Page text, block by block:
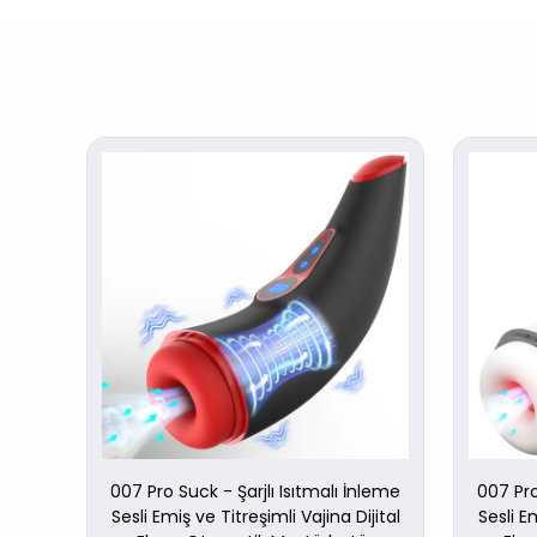
007 Pro Suck - Şarjlı Isıtmalı İnleme
Sesli Emiş ve Titreşimli Vajina Dijital
007
Sesli